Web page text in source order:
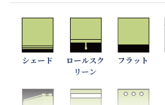
シェード
ロールスク
リーン
フラット